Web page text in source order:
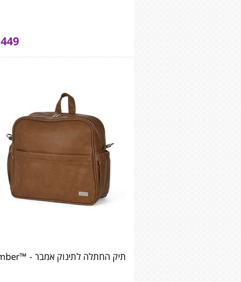
449
תיק החתלה לתינוק אמבר - ™Amber